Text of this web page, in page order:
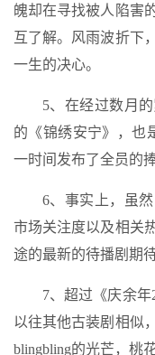
魄却在寻找被人陷害
互了解。风雨波折下
一生的决心。
5、在经过数月
的《锦绣安宁》，也
一时间发布了全员的
6、事实上，虽
市场关注度以及相关
途的最新的待播剧期
7、超过《庆余
以往其他古装剧相似
blingbling的光芒，桃